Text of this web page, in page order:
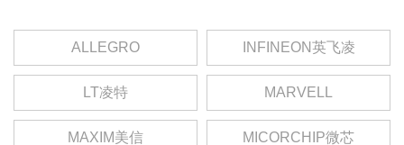
ALLEGRO INFINEON英飞凌
LT凌特 MARVELL
MAXIM美信 MICORCHIP微芯